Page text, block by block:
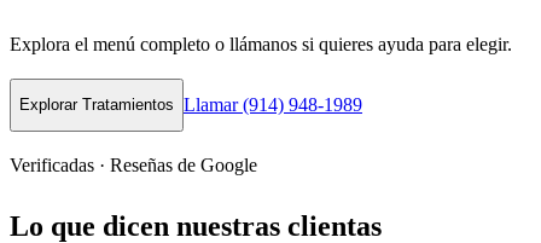
Explora el menú completo o llámanos si quieres ayuda para elegir.
Explorar Tratamientos Llamar (914) 948-1989
Verificadas · Reseñas de Google
Lo que dicen nuestras clientas